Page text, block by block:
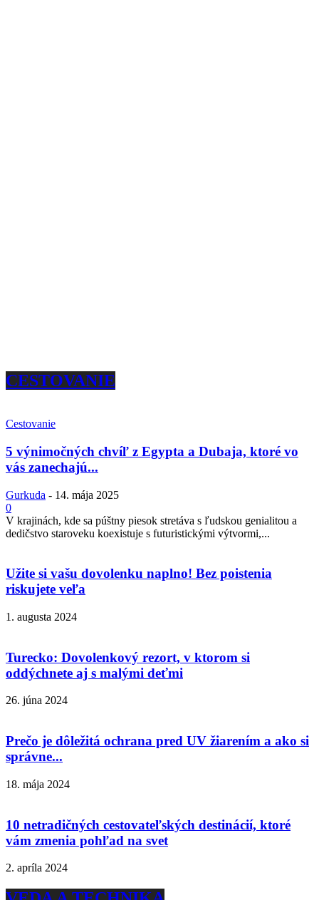
CESTOVANIE
Cestovanie
5 výnimočných chvíľ z Egypta a Dubaja, ktoré vo
vás zanechajú...
Gurkuda - 14. mája 2025
0
V krajinách, kde sa púštny piesok stretáva s ľudskou genialitou a
dedičstvo staroveku koexistuje s futuristickými výtvormi,...
Užite si vašu dovolenku naplno! Bez poistenia
riskujete veľa
1. augusta 2024
Turecko: Dovolenkový rezort, v ktorom si
oddýchnete aj s malými deťmi
26. júna 2024
Prečo je dôležitá ochrana pred UV žiarením a ako si
správne...
18. mája 2024
10 netradičných cestovateľských destinácií, ktoré
vám zmenia pohľad na svet
2. apríla 2024